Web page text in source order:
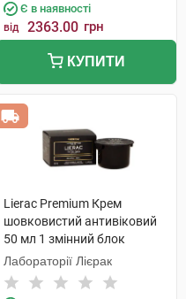
Є в наявності
від 2363.00 грн
КУПИТИ
Lierac Premium Крем
шовковистий антивіковий
50 мл 1 змінний блок
Лабораторії Лієрак